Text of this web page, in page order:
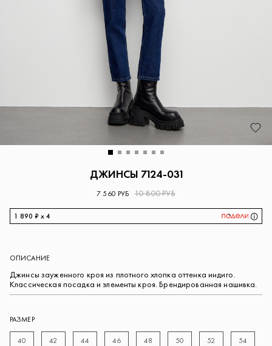
ДЖИНСЫ 7124-031
7 560 РУБ 10 800 РУБ
1 890 ₽ x 4
ОПИСАНИЕ
Джинсы зауженного кроя из плотного хлопка оттенка индиго.
Классическая посадка и элементы кроя. Брендированная нашивка.
РАЗМЕР
40 42 44 46 48 50 52 54